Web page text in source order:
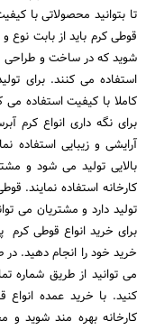
تا بتوانید محصولاتی با
قوطی کرم باید از بابت
استفاده می کنند. برای
کاملا با کیفیت استفاده
برای نگه داری انواع کرم
بالایی تولید می شود و
تولید دارد و مشتریان می
برای خرید انواع قوطی کرم
خرید خود را انجام دهید.
می توانید از طریق شماره
کارخانه بهره مند شوید